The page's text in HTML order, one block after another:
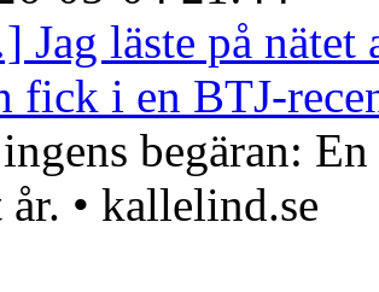
läste på nätet
fick i en BTJ-
begäran:
år. • kallelind.se